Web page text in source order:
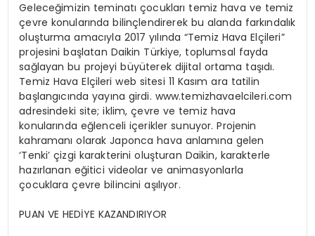
Geleceğimizin teminatı çocukları temiz hava ve temiz
çevre konularında bilinçlendirerek bu alanda farkındalık
oluşturma amacıyla 2017 yılında “Temiz Hava Elçileri”
projesini başlatan Daikin Türkiye, toplumsal fayda
sağlayan bu projeyi büyüterek dijital ortama taşıdı.
Temiz Hava Elçileri web sitesi 11 Kasım ara tatilin
başlangıcında yayına girdi. www.temizhavaelcileri.com
adresindeki site; iklim, çevre ve temiz hava
konularında eğlenceli içerikler sunuyor. Projenin
kahramanı olarak Japonca hava anlamına gelen
‘Tenki’ çizgi karakterini oluşturan Daikin, karakterle
hazırlanan eğitici videolar ve animasyonlarla
çocuklara çevre bilincini aşılıyor.
PUAN VE HEDİYE KAZANDIRIYOR